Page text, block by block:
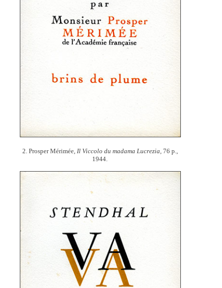
2. Prosper Mérimée, Il Viccolo du madama Lucrezia, 76 p.,
1944.